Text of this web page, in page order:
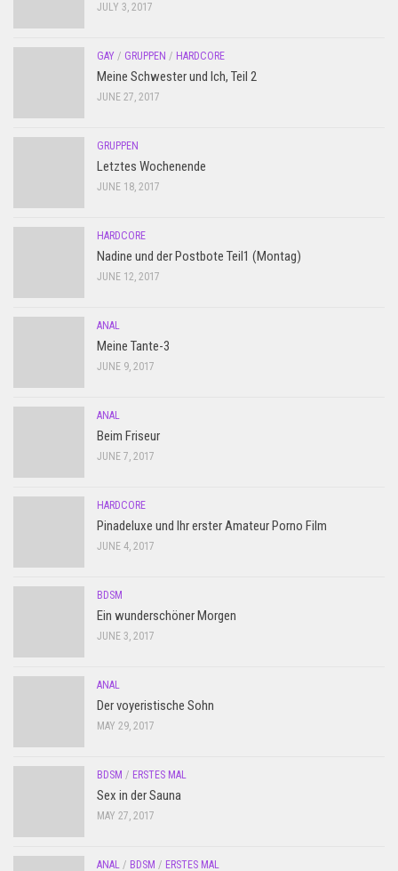
JULY 3, 2017
GAY / GRUPPEN / HARDCORE
Meine Schwester und Ich, Teil 2
JUNE 27, 2017
GRUPPEN
Letztes Wochenende
JUNE 18, 2017
HARDCORE
Nadine und der Postbote Teil1 (Montag)
JUNE 12, 2017
ANAL
Meine Tante-3
JUNE 9, 2017
ANAL
Beim Friseur
JUNE 7, 2017
HARDCORE
Pinadeluxe und Ihr erster Amateur Porno Film
JUNE 4, 2017
BDSM
Ein wunderschöner Morgen
JUNE 3, 2017
ANAL
Der voyeristische Sohn
MAY 29, 2017
BDSM / ERSTES MAL
Sex in der Sauna
MAY 27, 2017
ANAL / BDSM / ERSTES MAL